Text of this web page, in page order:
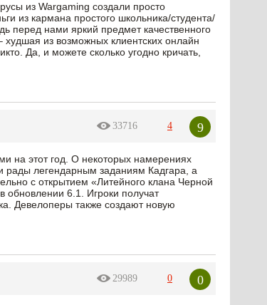
из Wargaming создали просто
из кармана простого школьника/студента/
перед нами яркий предмет качественного
из возможных клиентских онлайн
Да, и можете сколько угодно кричать,
33716 4 9
на этот год. О некоторых намерениях
рады легендарным заданиям Кадгара, а
с открытием «Литейного клана Черной
обновлении 6.1. Игроки получат
Девелоперы также создают новую
29989 0 0